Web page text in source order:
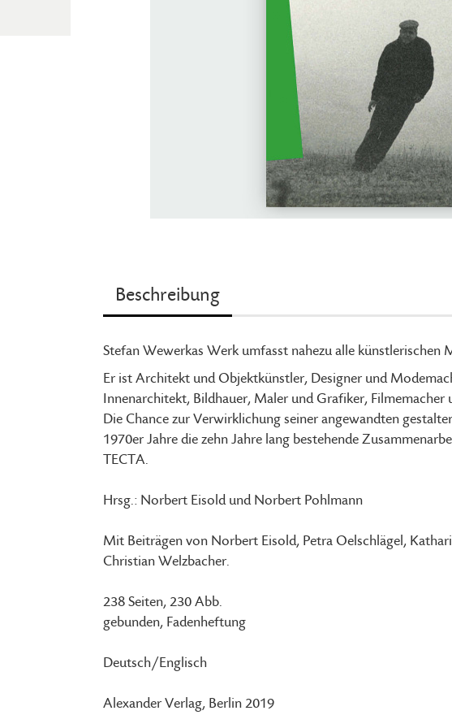
Beschreibung
Stefan Wewerkas Werk umfasst nahezu alle künstlerischen
Er ist Architekt und Objektkünstler, Designer und
Innenarchitekt, Bildhauer, Maler und Grafiker, Filmemacher
Die Chance zur Verwirklichung seiner angewandten
1970er Jahre die zehn Jahre lang bestehende
TECTA.
Hrsg.: Norbert Eisold und Norbert Pohlmann
Mit Beiträgen von Norbert Eisold, Petra Oelschlägel,
Christian Welzbacher.
238 Seiten, 230 Abb.
gebunden, Fadenheftung
Deutsch/Englisch
Alexander Verlag, Berlin 2019